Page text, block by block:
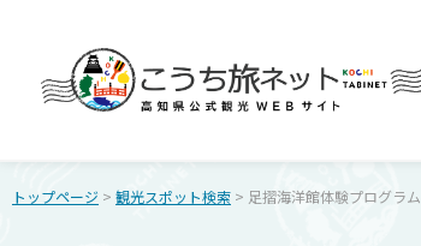
トップページ > 観光スポット検索 > 足摺海洋館体験プログラム